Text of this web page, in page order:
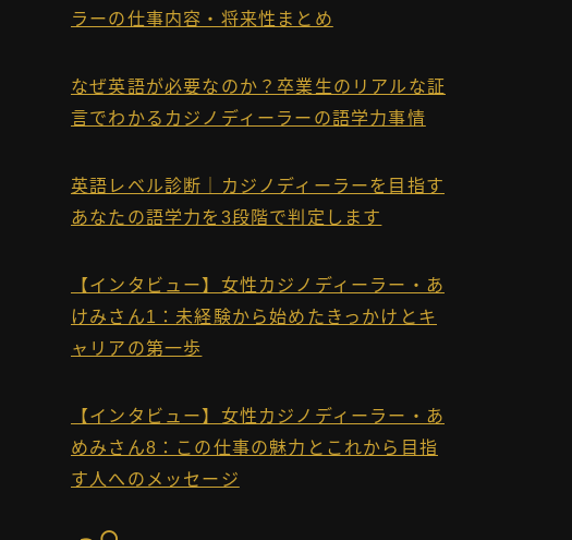
ラーの仕事内容・将来性まとめ
なぜ英語が必要なのか？卒業生のリアルな証
言でわかるカジノディーラーの語学力事情
英語レベル診断｜カジノディーラーを目指す
あなたの語学力を3段階で判定します
【インタビュー】女性カジノディーラー・あ
けみさん1：未経験から始めたきっかけとキ
ャリアの第一歩
【インタビュー】女性カジノディーラー・あ
めみさん8：この仕事の魅力とこれから目指
す人へのメッセージ